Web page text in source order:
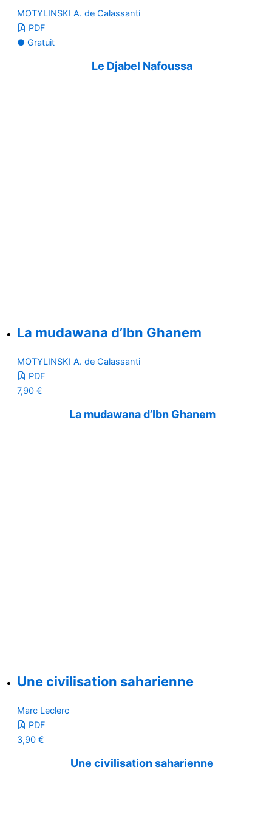
MOTYLINSKI A. de Calassanti
PDF
● Gratuit
Le Djabel Nafoussa
La mudawana d’Ibn Ghanem
MOTYLINSKI A. de Calassanti
PDF
7,90 €
La mudawana d’Ibn Ghanem
Une civilisation saharienne
Marc Leclerc
PDF
3,90 €
Une civilisation saharienne